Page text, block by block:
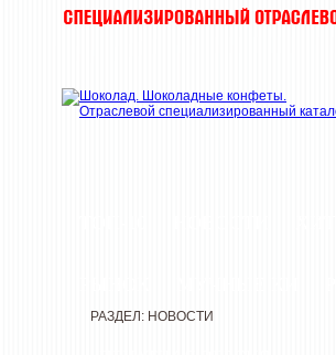
РАЗДЕЛ: НОВОСТИ